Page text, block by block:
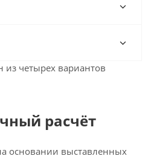
четырех вариантов
расчёт
основании выставленных